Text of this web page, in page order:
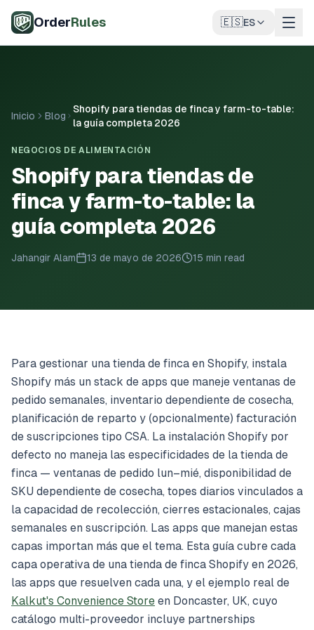
OrderRules 🇪🇸ES
Inicio Blog
Shopify para tiendas de finca y farm-to-table:
la guía completa 2026
NEGOCIOS DE ALIMENTACIÓN
Shopify para tiendas de
finca y farm-to-table: la
guía completa 2026
Jahangir Alam 13 de mayo de 2026 15 min read
Para gestionar una tienda de finca en Shopify, instala
Shopify más un stack de apps que maneje ventanas de
pedido semanales, inventario dependiente de cosecha,
planificación de reparto y (opcionalmente) facturación
de suscripciones tipo CSA. La instalación Shopify por
defecto no maneja las especificidades de la tienda de
finca — ventanas de pedido lun–mié, disponibilidad de
SKU dependiente de cosecha, topes diarios vinculados a
la capacidad de recolección, cierres estacionales, cajas
semanales en suscripción. Las apps que manejan estas
capas importan más que el tema. Esta guía cubre cada
capa operativa de una tienda de finca Shopify en 2026,
las apps que resuelven cada una, y el ejemplo real de
Kalkut's Convenience Store en Doncaster, UK, cuyo
catálogo multi-proveedor incluye partnerships